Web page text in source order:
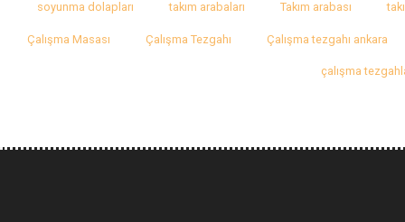
soyunma dolapları takım arabaları Takım arabası
Çalışma Masası Çalışma Tezgahı Çalışma tezgahı ankara
çalışma